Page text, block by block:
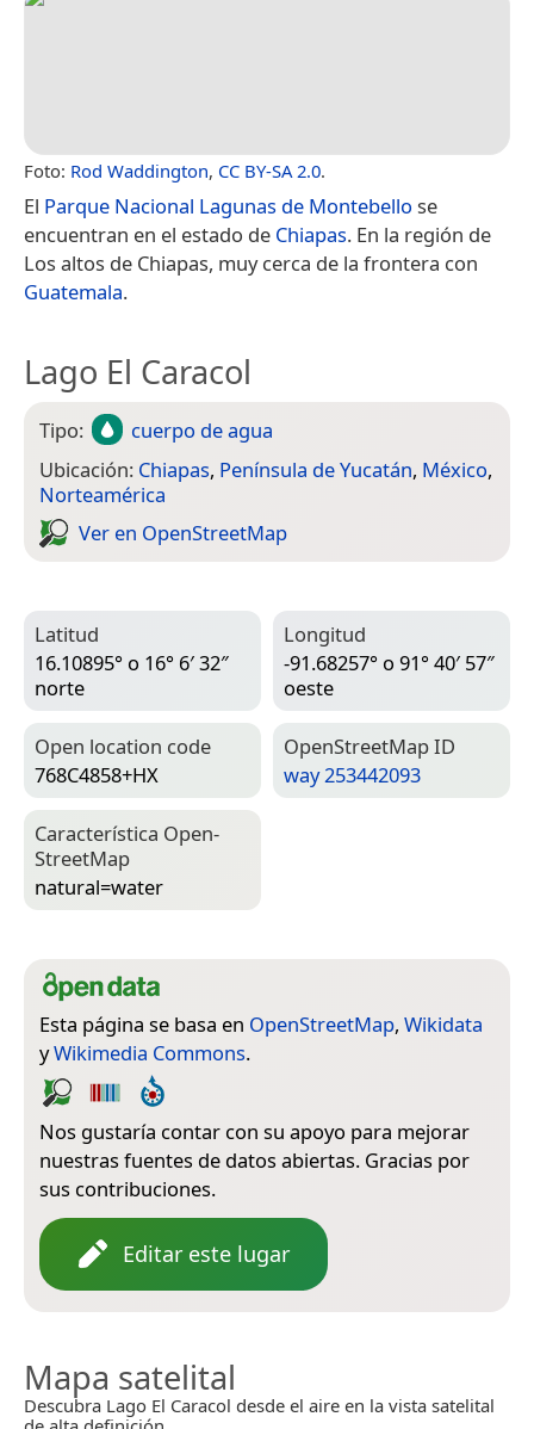
Foto: Rod Waddington, CC BY-SA 2.0.
El Parque Nacional Lagunas de Montebello se
encuentran en el estado de Chiapas. En la región de
Los altos de Chiapas, muy cerca de la frontera con
Guatemala.
Lago El Caracol
Tipo:
cuerpo de agua
Ubicación: Chiapas, Península de Yucatán, México,
Norteamérica
Ver en Open­Street­Map
Latitud
16.10895° o 16° 6′ 32″
norte
Longitud
-91.68257° o 91° 40′ 57″
oeste
Open location code
768C4858+HX
Open­Street­Map ID
way 253442093
Característica Open­
Street­Map
natural=­water
Esta página se basa en OpenStreetMap, Wikidata
yWikimedia Commons.
Nos gustaría contar con su apoyo para mejorar
nuestras fuentes de datos abiertas. Gracias por
sus contribuciones.
Editar este lugar
Mapa satelital
Descubra Lago El Caracol desde el aire en la vista satelital